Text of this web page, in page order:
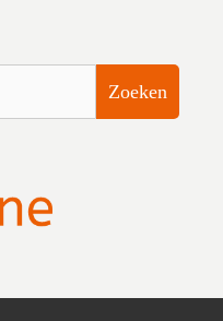
Zoeken